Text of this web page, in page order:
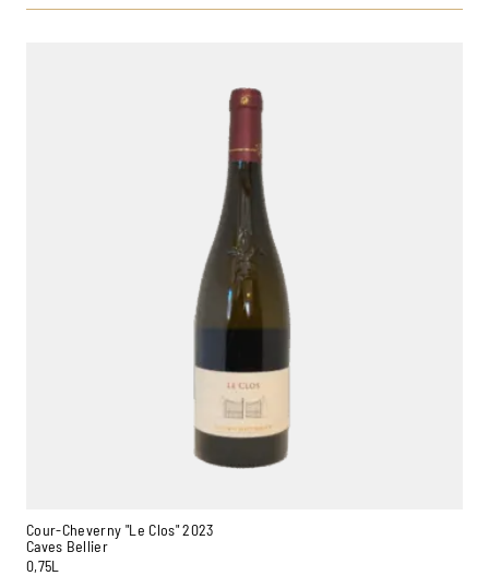
Cour-Cheverny "Le Clos" 2023
Caves Bellier
0,75L